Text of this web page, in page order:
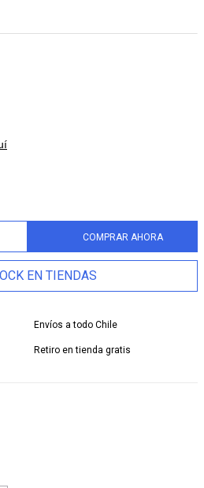
COMPRAR AHORA
EN TIENDAS
Envíos a todo Chile
Retiro en tienda gratis